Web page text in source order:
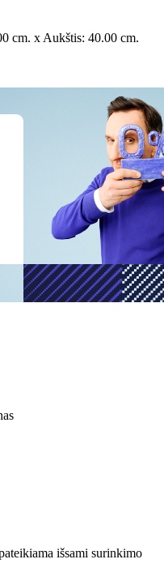
cm. x Aukštis: 40.00 cm.
išsami surinkimo